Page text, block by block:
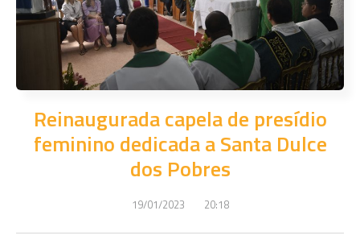
Reinaugurada capela de presídio
feminino dedicada a Santa Dulce
dos Pobres
19/01/2023 20:18